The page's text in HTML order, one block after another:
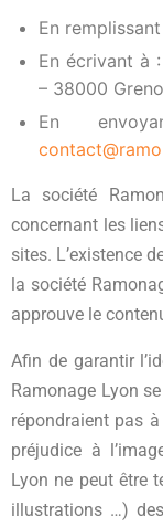
En
En écrivant à
– 38000
En
La société
concernant les
sites. L’existence
la société
approuve le
Afin de garantir
Ramonage Lyon
répondraient pas
préjudice à
Lyon ne peut être
illustrations …)